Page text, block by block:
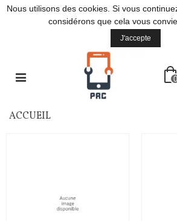
Nous utilisons des cookies. Si vous
considérons que cela vous
J'accepte
0
ACCUEIL